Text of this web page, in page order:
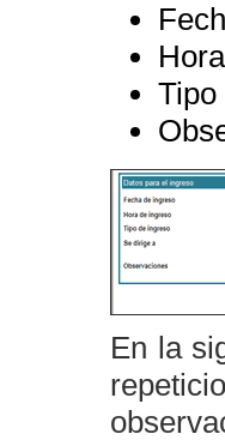
Tipo
En la